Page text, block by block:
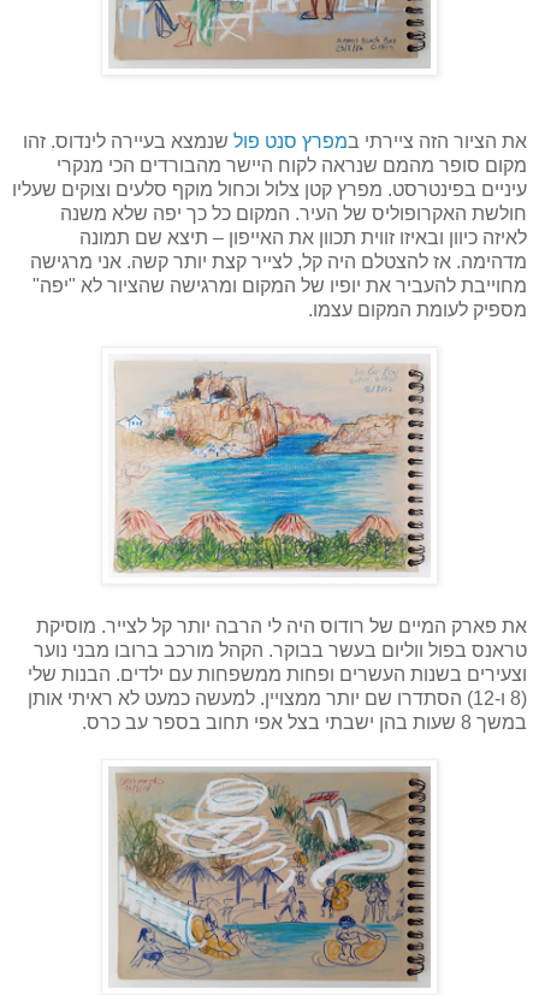
את הציור הזה ציירתי במפרץ סנט פול שנמצא בעיירה לינדוס. זהו
מקום סופר מהמם שנראה לקוח היישר מהבורדים הכי מנקרי
עיניים בפינטרסט. מפרץ קטן צלול וכחול מוקף סלעים וצוקים שעליו
חולשת האקרופוליס של העיר. המקום כל כך יפה שלא משנה
לאיזה כיוון ובאיזו זווית תכוון את האייפון – תיצא שם תמונה
מדהימה. אז להצטלם היה קל, לצייר קצת יותר קשה. אני מרגישה
מחוייבת להעביר את יופיו של המקום ומרגישה שהציור לא "יפה"
מספיק לעומת המקום עצמו.
את פארק המיים של רודוס היה לי הרבה יותר קל לצייר. מוסיקת
טראנס בפול ווליום בעשר בבוקר. הקהל מורכב ברובו מבני נוער
וצעירים בשנות העשרים ופחות ממשפחות עם ילדים. הבנות שלי
(8 ו-12) הסתדרו שם יותר ממצויין. למעשה כמעט לא ראיתי אותן
במשך 8 שעות בהן ישבתי בצל אפי תחוב בספר עב כרס.